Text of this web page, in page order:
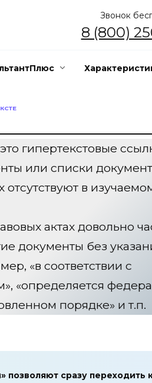
Звонок
8 (800)
гипертекстовые
или списки
отсутствуют в
актах довольно
документы без
«в соответствии с
«определяется
порядке» и т.п.
позволяют сразу переходить